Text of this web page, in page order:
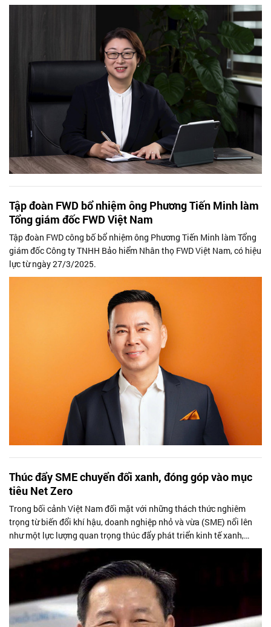
Tập đoàn FWD bổ nhiệm ông Phương Tiến Minh làm
Tổng giám đốc FWD Việt Nam
Tập đoàn FWD công bố bổ nhiệm ông Phương Tiến Minh làm Tổng
giám đốc Công ty TNHH Bảo hiểm Nhân thọ FWD Việt Nam, có hiệu
lực từ ngày 27/3/2025.
Thúc đẩy SME chuyển đổi xanh, đóng góp vào mục
tiêu Net Zero
Trong bối cảnh Việt Nam đối mặt với những thách thức nghiêm
trọng từ biến đổi khí hậu, doanh nghiệp nhỏ và vừa (SME) nổi lên
như một lực lượng quan trọng thúc đẩy phát triển kinh tế xanh,
hướng tới mục...